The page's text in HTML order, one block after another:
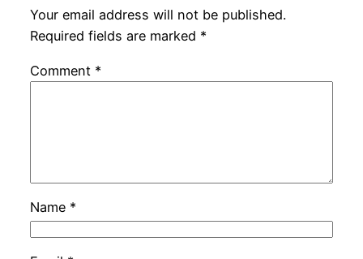
Your email address will not be published.
Required fields are marked *
Comment *
Name *